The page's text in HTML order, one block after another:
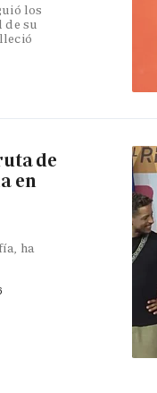
los
de su
de
en
ha